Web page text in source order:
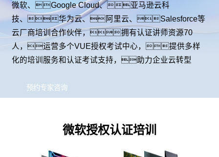
微软、Google Cloud、亚马逊云科
技、华为云、阿里云、Salesforce等
云厂商培训合作伙伴，拥有认证讲师资源70
人，运营多个VUE授权考试中心，提供多样
化的培训服务和认证考试支持，助力企业云转型
预约专家咨询
微软授权认证培训